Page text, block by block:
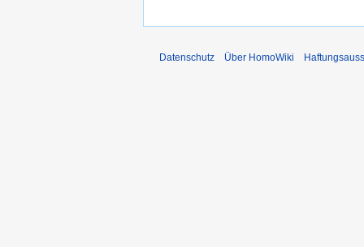
Datenschutz Über HomoWiki